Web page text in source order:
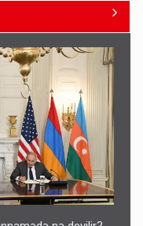
turist gedir –